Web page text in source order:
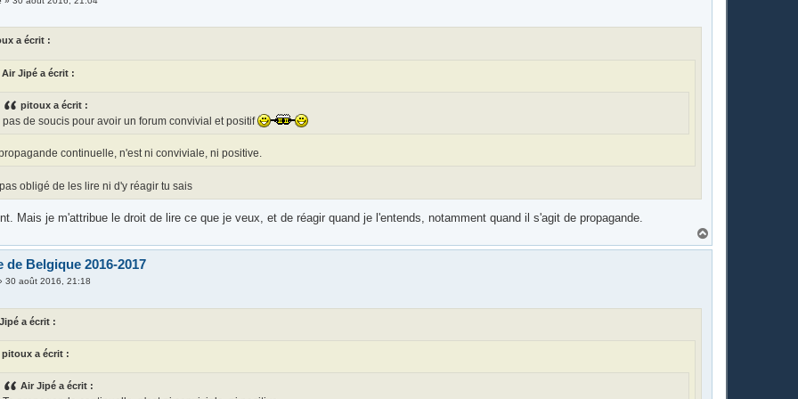
a écrit :
Air Jipé a écrit :
pitoux a écrit :
pas de soucis pour avoir un forum convivial et positif
continuelle, n'est ni conviviale, ni positive.
obligé de les lire ni d'y réagir tu sais
Mais je m'attribue le droit de lire ce que je veux, et de réagir quand je l'entends, notamment quand il s'agit de propagande.
a
de Belgique 2016-2017
30 août 2016, 21:18
a écrit :
pitoux a écrit :
Air Jipé a écrit :